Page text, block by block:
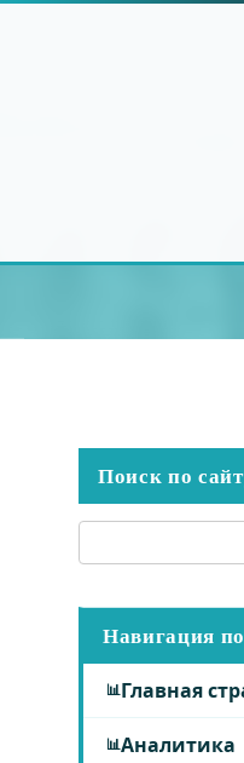
Поиск по
Навигация
Главная
Аналитика